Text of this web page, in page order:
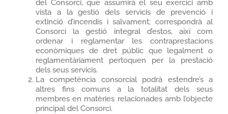
del Consorci, que assumirà el seu exercici amb
vista a la gestió dels servicis de prevenció i
extinció d’incendis i salvament; correspondrà al
Consorci la gestió integral d’estos, així com
ordenar i reglamentar les contraprestacions
econòmiques de dret públic que legalment o
reglamentàriament pertoquen per la prestació
dels seus servicis.
La competència consorcial podrà estendre’s a
altres fins comuns a la totalitat dels seus
membres en matèries relacionades amb l’objecte
principal del Consorci.